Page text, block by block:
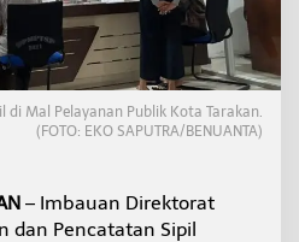
di Mal Pelayanan Publik Kota Tarakan.
(FOTO: EKO SAPUTRA/BENUANTA)
– Imbauan Direktorat
dan Pencatatan Sipil